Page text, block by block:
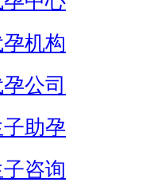
机构
公司
助孕
咨询